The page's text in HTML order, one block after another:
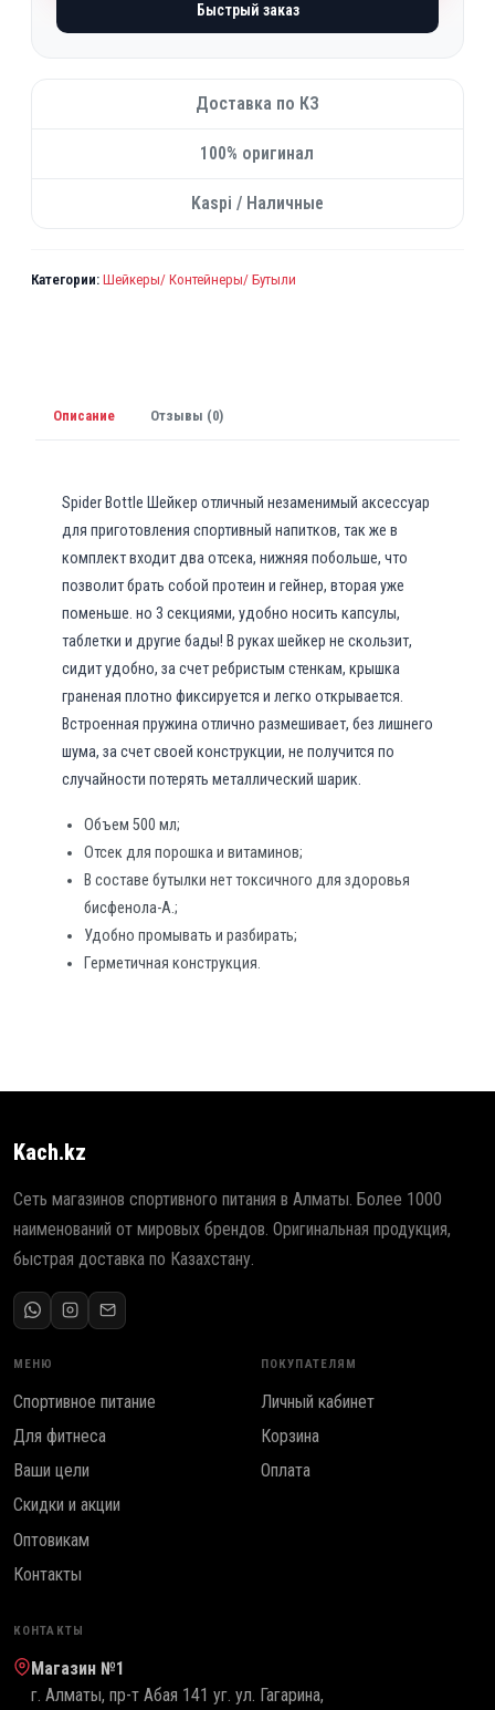
Быстрый заказ
Доставка по КЗ
100% оригинал
Kaspi / Наличные
Категории: Шейкеры/ Контейнеры/ Бутыли
Описание Отзывы (0)
Spider Bottle Шейкер отличный незаменимый аксессуар
для приготовления спортивный напитков, так же в
комплект входит два отсека, нижняя побольше, что
позволит брать собой протеин и гейнер, вторая уже
поменьше. но 3 секциями, удобно носить капсулы,
таблетки и другие бады! В руках шейкер не скользит,
сидит удобно, за счет ребристым стенкам, крышка
граненая плотно фиксируется и легко открывается.
Встроенная пружина отлично размешивает, без лишнего
шума, за счет своей конструкции, не получится по
случайности потерять металлический шарик.
Объем 500 мл;
Отсек для порошка и витаминов;
В составе бутылки нет токсичного для здоровья
бисфенола-А.;
Удобно промывать и разбирать;
Герметичная конструкция.
Kach.kz
Сеть магазинов спортивного питания в Алматы. Более 1000
наименований от мировых брендов. Оригинальная продукция,
быстрая доставка по Казахстану.
МЕНЮ
Спортивное питание
Для фитнеса
Ваши цели
Скидки и акции
Оптовикам
Контакты
ПОКУПАТЕЛЯМ
Личный кабинет
Корзина
Оплата
КОНТАКТЫ
Магазин №1
г. Алматы, пр-т Абая 141 уг. ул. Гагарина,